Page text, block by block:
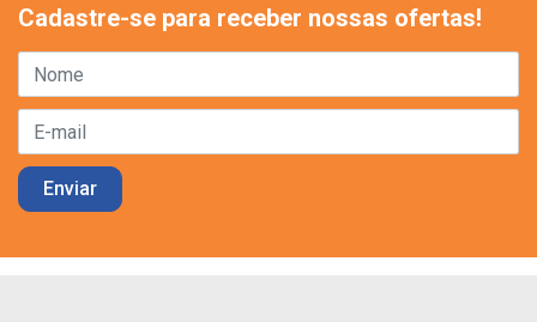
Cadastre-se para receber nossas ofertas!